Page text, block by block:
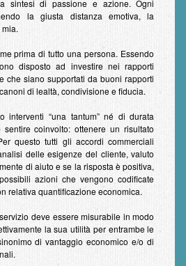
di passione e azione. Ogni
la giusta distanza emotiva, la
prima di tutto una persona. Essendo
disposto ad investire nei rapporti
che siano supportati da buoni rapporti
di lealtà, condivisione e fiducia.
interventi “una tantum” né di durata
coinvolto: ottenere un risultato
questo tutti gli accordi commerciali
delle esigenze del cliente, valuto
di aiuto e se la risposta è positiva,
azioni che vengono codificate
relativa quantificazione economica.
deve essere misurabile in modo
la sua utilità per entrambe le
di vantaggio economico e/o di